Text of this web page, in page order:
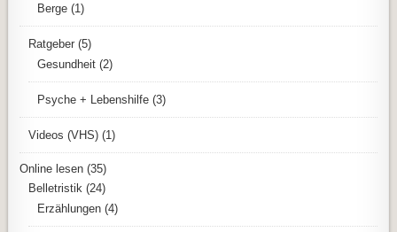
Berge (1)
Ratgeber (5)
Gesundheit (2)
Psyche + Lebenshilfe (3)
Videos (VHS) (1)
Online lesen (35)
Belletristik (24)
Erzählungen (4)